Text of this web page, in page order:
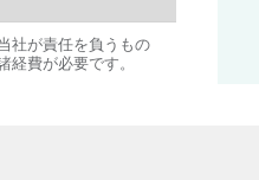
社が責任を負うもの
費が必要です。